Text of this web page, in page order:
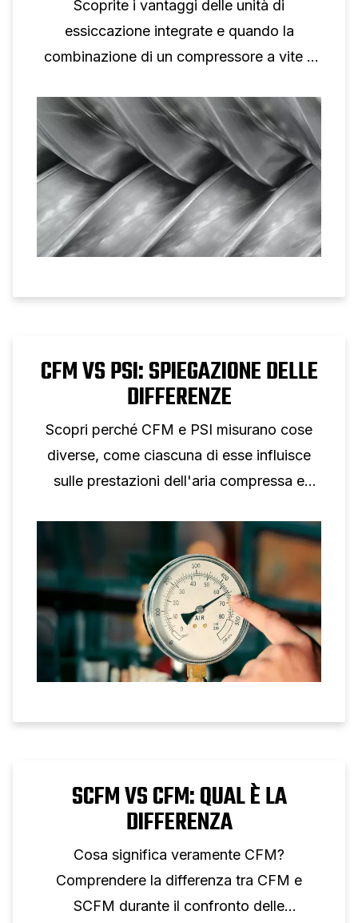
Scoprite i vantaggi delle unità di
essiccazione integrate e quando la
combinazione di un compressore a vite e
CFM VS PSI: SPIEGAZIONE DELLE
DIFFERENZE
Scopri perché CFM e PSI misurano cose
diverse, come ciascuna di esse influisce
sulle prestazioni dell'aria compressa e
individuale.
SCFM VS CFM: QUAL È LA
DIFFERENZA
Cosa significa veramente CFM?
Comprendere la differenza tra CFM e
SCFM durante il confronto delle